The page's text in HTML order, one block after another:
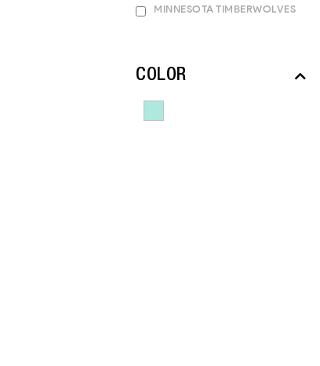
MINNESOTA TIMBERWOLVES
COLOR